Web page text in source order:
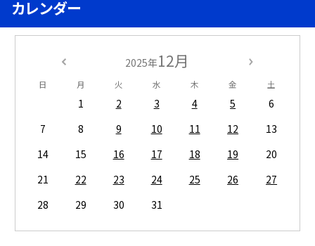
カレンダー
2025年12月
日 月 火 水 木 金 土
1 2 3 4 5
6
7
8 9 10 11 12
13
14
15 16 17 18 19
20
21
22 23 24 25 26
27
28
29 30 31